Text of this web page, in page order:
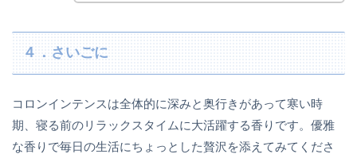
４．さいごに
コロンインテンスは全体的に深みと奥行きがあって寒い時
期、寝る前のリラックスタイムに大活躍する香りです。優雅
な香りで毎日の生活にちょっとした贅沢を添えてみてくださ